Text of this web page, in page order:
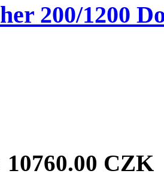
200/1200
10760.00 CZK